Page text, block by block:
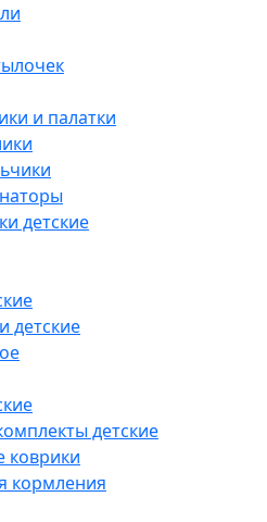
и палатки
детские
детские
детские
коврики
кормления